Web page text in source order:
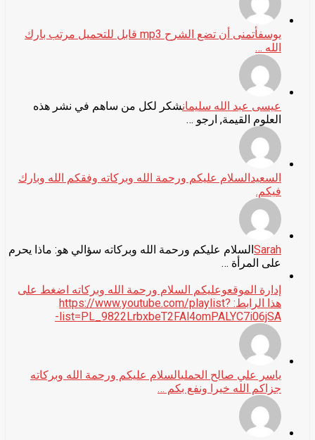
يوسف
أتمنى أن تضع الشرح mp3 قابل للتحميل مرتب بارك
الله …
عيسى عبد الله سليمانشكر لكل من ساهم في نشر هذه
العلوم القيمة, ارجو …
السعيد السلام عليكم ورحمة الله وبركاته وفقكم الله وبارك
فيكم.
Sarah السلام عليكم ورحمة الله وبركاته سؤالي هو: ماذا يحرم
على المرأة …
إدارة الموقعوعليكم السلام ورحمة الله وبركاته اضغط على
هذا الرابط: https://www.youtube.com/playlist?
list=PL_9822LrbxbeT2FAl4omPALYC7i06jSA-
ياسر علي صالح الحمليالسلام عليكم ورحمة الله وبركاته
جزاكم الله خيرا ونفع بكم …